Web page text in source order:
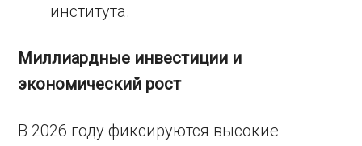
института.
Миллиардные инвестиции и
экономический рост
В 2026 году фиксируются высокие